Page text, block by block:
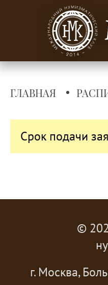
ГЛАВНАЯ
Срок подачи
©
г. Москва,